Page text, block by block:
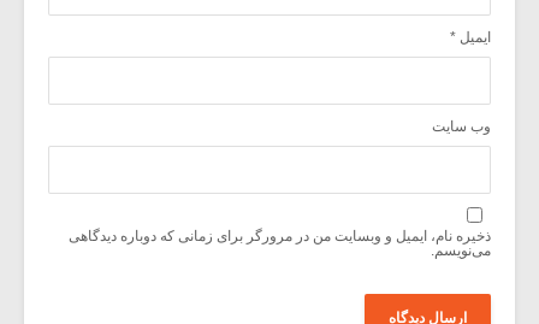
ایمیل *
وب‌ سایت
ذخیره نام، ایمیل و وبسایت من در مرورگر برای زمانی که دوباره دیدگاهی
می‌نویسم.